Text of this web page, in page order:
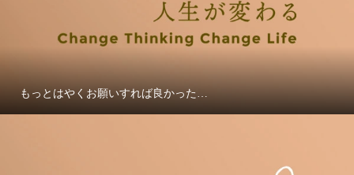
もっとはやくお願いすれば良かった…